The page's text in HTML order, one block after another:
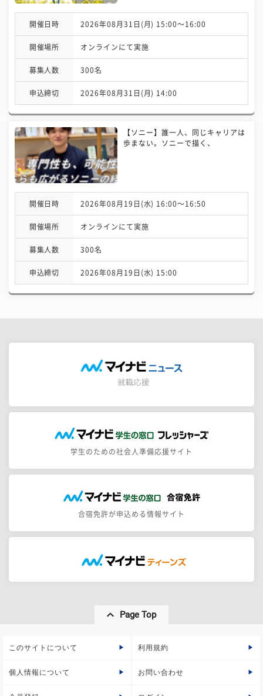
開催日時 2026年08月31日(月) 15:00〜16:00
開催場所 オンラインにて実施
募集人数 300名
申込締切 2026年08月31日(月) 14:00
【ソニー】誰一人、同じキャリアは
歩まない。ソニーで描く、
開催日時 2026年08月19日(水) 16:00〜16:50
開催場所 オンラインにて実施
募集人数 300名
申込締切 2026年08月19日(水) 15:00
学生のための社会人準備応援サイト
合宿免許が申込める情報サイト
Page Top
このサイトについて 利用規約
個人情報について お問い合わせ